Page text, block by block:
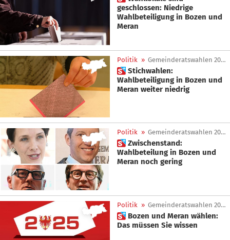
geschlossen: Niedrige
Wahlbeteiligung in Bozen und
Meran
Politik » Gemeinderatswahlen 2025
 Stichwahlen:
Wahlbeteiligung in Bozen und
Meran weiter niedrig
Politik » Gemeinderatswahlen 2025
 Zwischenstand:
Wahlbeteilung in Bozen und
Meran noch gering
Politik » Gemeinderatswahlen 2025
 Bozen und Meran wählen:
Das müssen Sie wissen